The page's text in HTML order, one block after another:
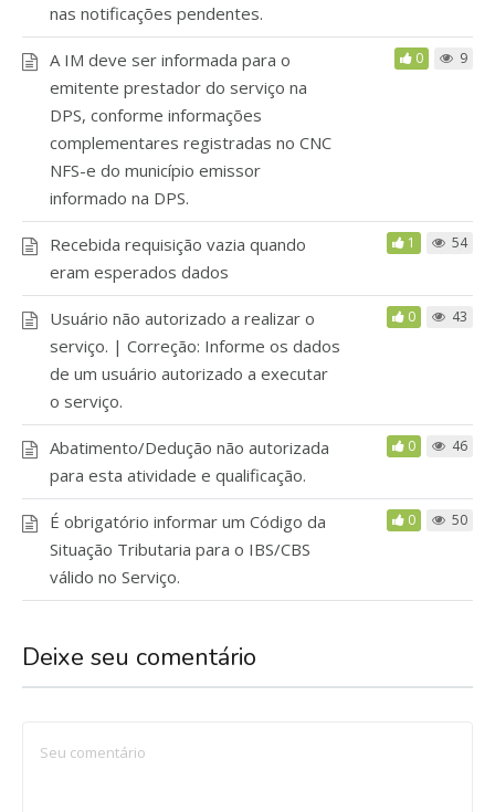
nas notificações pendentes.
A IM deve ser informada para o
emitente prestador do serviço na
DPS, conforme informações
complementares registradas no CNC
NFS-e do município emissor
informado na DPS.
0 9
Recebida requisição vazia quando
eram esperados dados
1 54
Usuário não autorizado a realizar o
serviço. | Correção: Informe os dados
de um usuário autorizado a executar
o serviço.
0 43
Abatimento/Dedução não autorizada
para esta atividade e qualificação.
0 46
É obrigatório informar um Código da
Situação Tributaria para o IBS/CBS
válido no Serviço.
0 50
Deixe seu comentário